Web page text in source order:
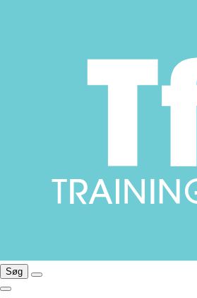
Søg